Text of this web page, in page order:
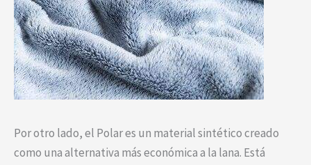
Por otro lado, el Polar es un material sintético creado
como una alternativa más económica a la lana. Está